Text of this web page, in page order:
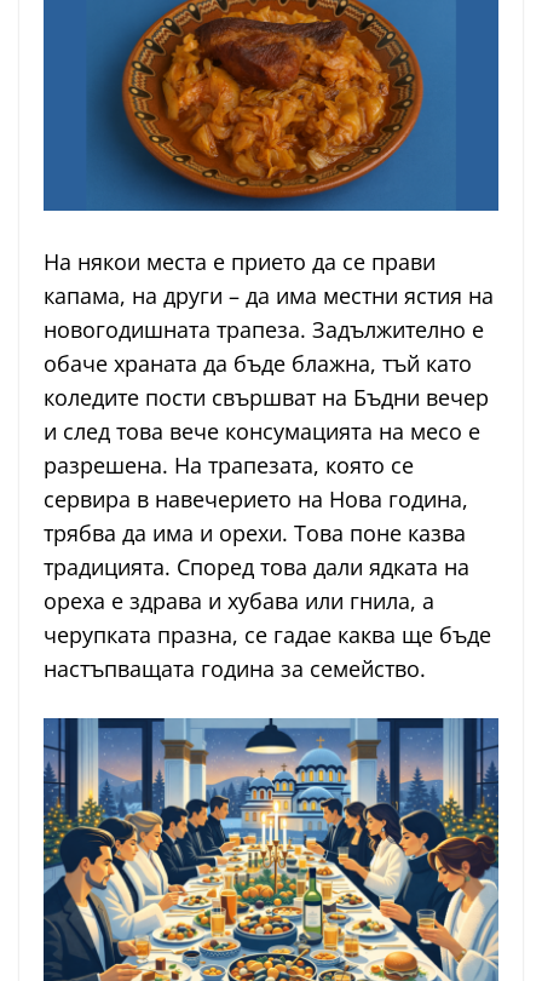
На някои места е прието да се прави
капама, на други – да има местни ястия на
новогодишната трапеза. Задължително е
обаче храната да бъде блажна, тъй като
коледите пости свършват на Бъдни вечер
и след това вече консумацията на месо е
разрешена. На трапезата, която се
сервира в навечерието на Нова година,
трябва да има и орехи. Това поне казва
традицията. Според това дали ядката на
ореха е здрава и хубава или гнила, а
черупката празна, се гадае каква ще бъде
настъпващата година за семейство.